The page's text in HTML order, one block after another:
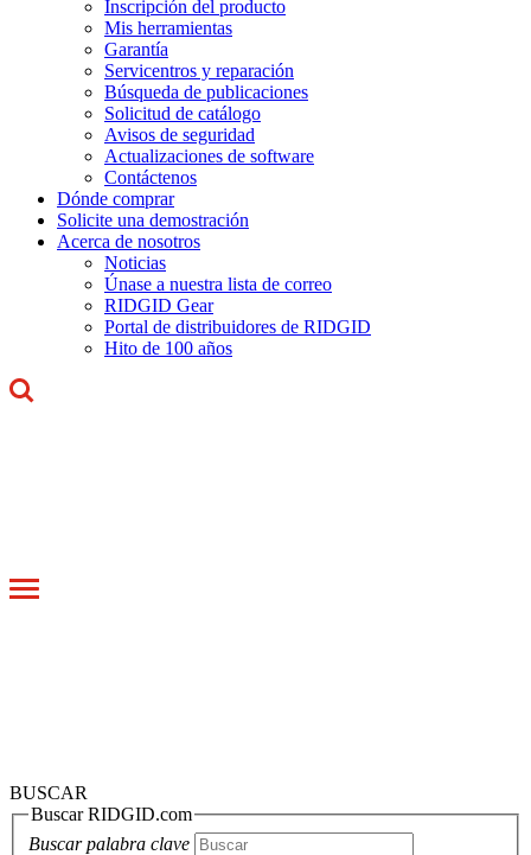
Inscripción del producto
Mis herramientas
Garantía
Servicentros y reparación
Búsqueda de publicaciones
Solicitud de catálogo
Avisos de seguridad
Actualizaciones de software
Contáctenos
Dónde comprar
Solicite una demostración
Acerca de nosotros
Noticias
Únase a nuestra lista de correo
RIDGID Gear
Portal de distribuidores de RIDGID
Hito de 100 años
Toggle
BUSCAR
Buscar RIDGID.com
Buscar palabra clave